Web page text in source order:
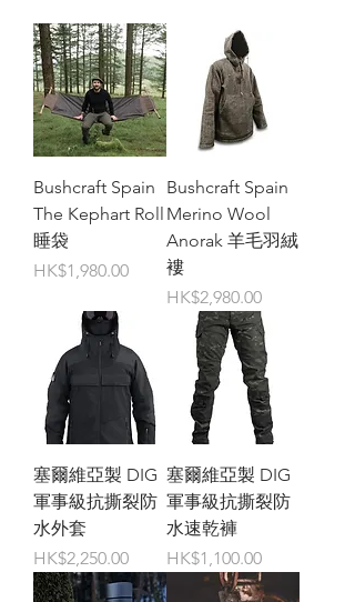
Bushcraft Spain
The Kephart Roll
睡袋
價格
HK$1,980.00
Bushcraft Spain
Merino Wool
Anorak 羊毛羽絨
褸
價格
HK$2,980.00
塞爾維亞製 DIG
軍事級抗撕裂防
水外套
價格
HK$2,250.00
塞爾維亞製 DIG
軍事級抗撕裂防
水速乾褲
價格
HK$1,100.00